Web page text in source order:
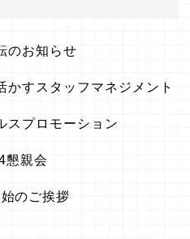
のお知らせ
かすスタッフマネジメント
スプロモーション
懇親会
のご挨拶